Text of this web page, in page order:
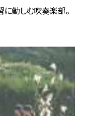
に勤しむ吹奏楽部。